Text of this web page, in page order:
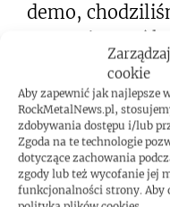
cookie
Aby zapewnić jak najlepsze
RockMetalNews.pl,
zdobywania dostępu i/lub
Zgoda na te technologie
dotyczące zachowania
zgody lub też wycofanie jej
funkcjonalności strony. Aby
demo,
zorganizować
łatwe zajęcie,
trasę. Na
Czujecie się
świecie?